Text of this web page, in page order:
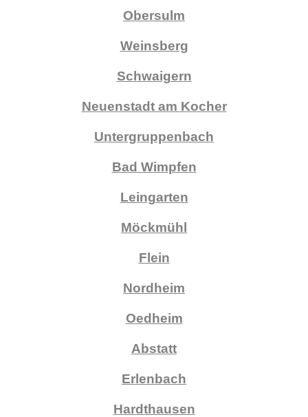
Obersulm
Weinsberg
Schwaigern
Neuenstadt am Kocher
Untergruppenbach
Bad Wimpfen
Leingarten
Möckmühl
Flein
Nordheim
Oedheim
Abstatt
Erlenbach
Hardthausen